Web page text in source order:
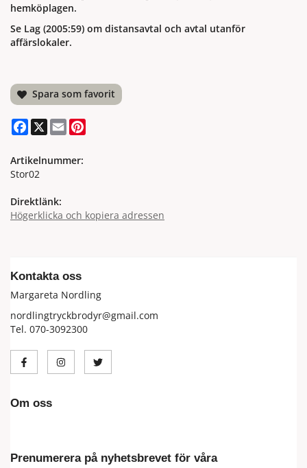
hemköplagen.
Se Lag (2005:59) om distansavtal och avtal utanför
affärslokaler.
Spara som favorit
Facebook
X Email
Artikelnummer:
Stor02
Direktlänk:
Högerklicka och kopiera adressen
Kontakta oss
Margareta Nordling
nordlingtryckbrodyr@gmail.com
Tel. 070-3092300
Om oss
Prenumerera på nyhetsbrevet för våra